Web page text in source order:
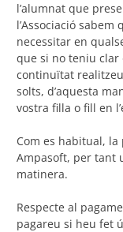
l’alumnat que
l’Associació
necessitar en
que si no teniu clar
continuïtat
solts, d’aquesta
vostra filla o fill en
Com es habitual,
Ampasoft, per tant
matinera.
Respecte al
pagareu si heu fet